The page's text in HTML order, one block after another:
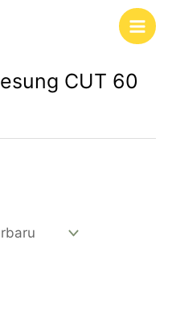
Main
CUT 60